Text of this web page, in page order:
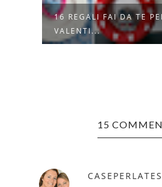
16 REGALI FAI DA TE
VALENTI...
15